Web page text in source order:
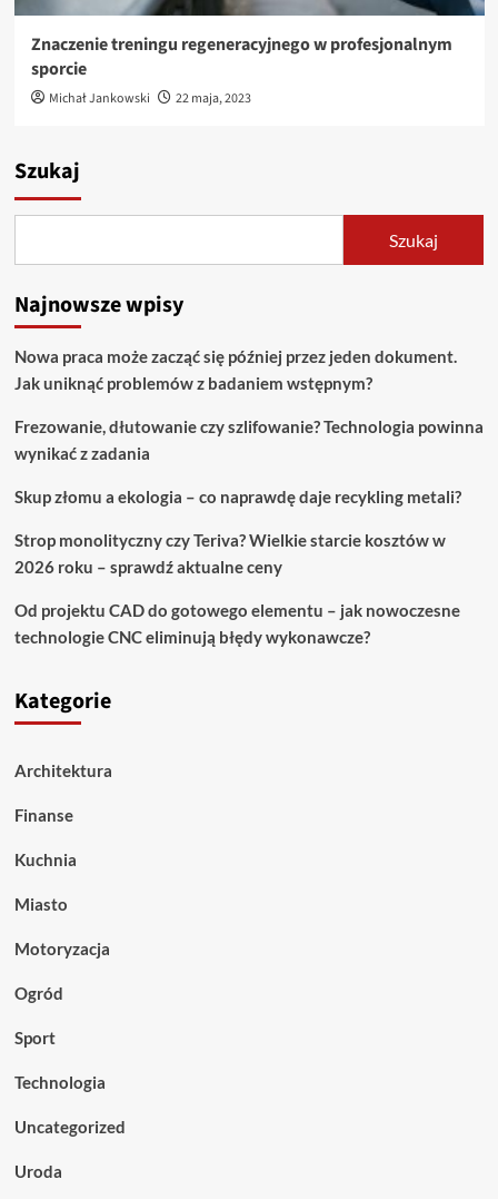
Znaczenie treningu regeneracyjnego w profesjonalnym
sporcie
Michał Jankowski 22 maja, 2023
Szukaj
Szukaj
Najnowsze wpisy
Nowa praca może zacząć się później przez jeden dokument.
Jak uniknąć problemów z badaniem wstępnym?
Frezowanie, dłutowanie czy szlifowanie? Technologia powinna
wynikać z zadania
Skup złomu a ekologia – co naprawdę daje recykling metali?
Strop monolityczny czy Teriva? Wielkie starcie kosztów w
2026 roku – sprawdź aktualne ceny
Od projektu CAD do gotowego elementu – jak nowoczesne
technologie CNC eliminują błędy wykonawcze?
Kategorie
Architektura
Finanse
Kuchnia
Miasto
Motoryzacja
Ogród
Sport
Technologia
Uncategorized
Uroda